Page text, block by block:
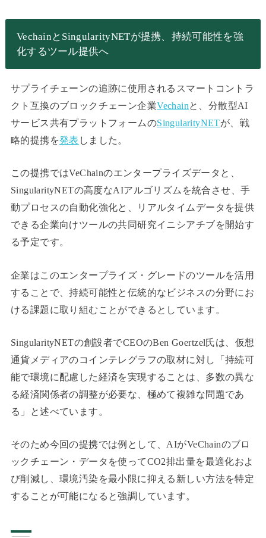
VechainとSingularityNETが提携、持続可能性を強
化するツール提供へ
サプライチェーンの追跡に使用されるスマートコントラ
クト互換のブロックチェーン企業Vechainと、分散型AI
サービス共有プラットフォームのSingularityNETが、戦
略的提携を発表 しました。
この提携ではVeChainのエンタープライズデータと、
SingularityNETの高度なAIアルゴリズムを統合させ、手
動プロセスの自動化強化と、リアルタイムデータを提供
できる企業向けツールの共同研究イニシアチブを開始す
る予定です。
企業はこのエンタープライズ・グレードのツールを活用
することで、持続可能性と伝統的なビジネスの分野にお
ける課題に取り組むことができるとしています。
SingularityNETの創設者でCEOのBen Goertzel氏は、仮想
通貨メディアのコインテレグラフの取材に対し「持続可
能で環境に配慮した経済を実現することは、多数の異な
る経済関係者の調整が必要な、極めて複雑な問題であ
る」と述べています。
そのため今回の提携では例として、AIがVeChainのブロ
ックチェーン・データを使ってCO2排出量を最適化およ
び削減し、環境汚染を最小限に抑える新しい方法を特定
することが可能になると強調しています。